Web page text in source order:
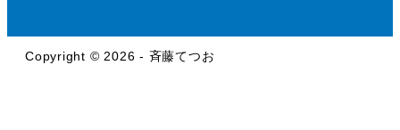
Copyright © 2026 - 斉藤てつお